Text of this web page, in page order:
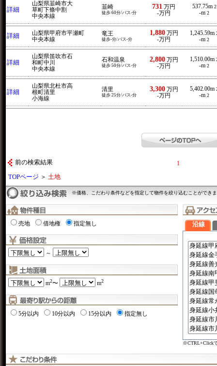
詳細
山梨県韮崎市大
草町下條中割
中央本線
韮崎
徒歩 60分/バス-分
731 万円
-万円
537.75m 2
-m 2
詳細
山梨県甲府市平瀬町
中央本線
竜王
徒歩-分/バス-分
1,880万円
-万円
1,245.59m
-m 2
詳細
山梨県笛吹市石
和町中川
中央本線
石和温泉
徒歩 50分/バス-分
2,800万円
-万円
1,510.00m
-m 2
詳細
山梨県北杜市高
根町清里
小海線
清里
徒歩 25分/バス-分
3,300万円
-万円
5,402.00m
-m 2
前の検索結果 1
TOPページ ＞ 土地
※価格、こだわり条件などを指定して物件を絞り込むことができ
売地 借地権 指定無し
～
m2〜 m2
5分以内 10分以内 15分以内 指定無し
沿線
※CTRL+Click